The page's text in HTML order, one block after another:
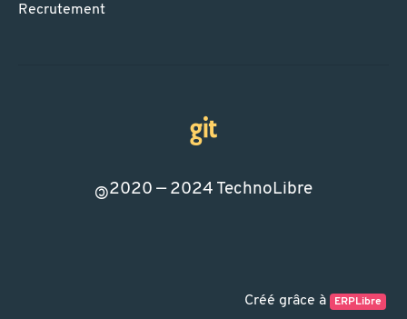
Recrutement
©2020 — 2024 TechnoLibre
Créé grâce à ERPLibre